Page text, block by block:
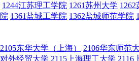
1244江苏理工学院 1261苏州大学
1361盐城工学院 1362盐城师范学院
2105东华大学（上海） 2106华东师范
外经贸大学 2115上海理工大学 2116